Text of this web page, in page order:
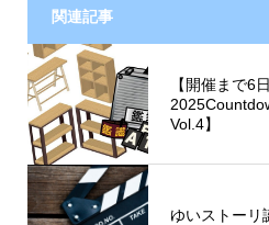
関連記事
【開催まで6
Vol.4】
ゆいストーリ